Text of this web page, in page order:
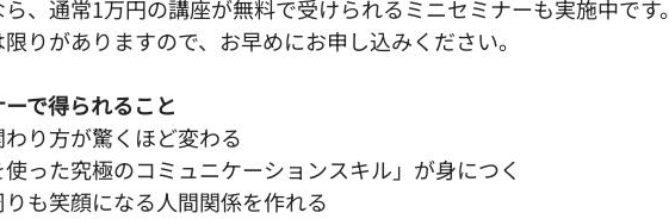
、通常1万円の講座が無料で受けられるミニセミナーも実施中です。
りがありますので、お早めにお申し込みください。
で得られること
わり方が驚くほど変わる
使った究極のコミュニケーションスキル」が身につく
りも笑顔になる人間関係を作れる